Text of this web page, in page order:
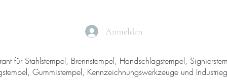
für Stahlstempel, Brennstempel, Handschlagstempel,
Gummistempel, Kennzeichnungswerkzeuge und
Anmelden